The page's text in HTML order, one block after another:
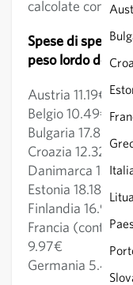
calcolate come
Spese di
peso lordo
Austria 11.19€
Belgio 10.49€
Bulgaria 17.88€
Croazia 12.32€
Danimarca
Estonia 18.18€
Finlandia 16.99€
Francia
9.97€
Germania 5.40€